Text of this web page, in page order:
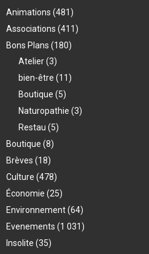
Animations (481)
Associations (411)
Bons Plans (180)
Atelier(3)
bien-être (11)
Boutique (5)
Naturopathie (3)
Restau (5)
Boutique (8)
Brèves (18)
Culture (478)
Économie (25)
Environnement(64)
Evenements (1 031)
Insolite (35)